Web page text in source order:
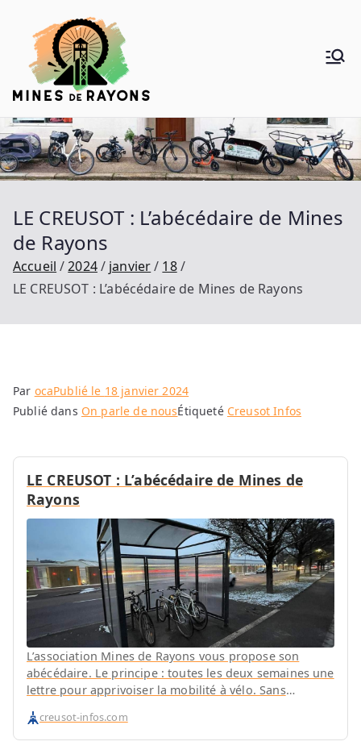
contenu
Rayons
LE CREUSOT : L’abécédaire de Mines
de Rayons
Accueil 2024 janvier
18
LE CREUSOT : L’abécédaire de Mines de Rayons
Par ocaPublié le 18 janvier 2024
Publié dans On parle de nousÉtiqueté Creusot Infos
LE CREUSOT : L’abécédaire de Mines de
Rayons
L’association Mines de Rayons vous propose son
abécédaire. Le principe : toutes les deux semaines une
lettre pour apprivoiser la mobilité à vélo. Sans
creusot-infos.com